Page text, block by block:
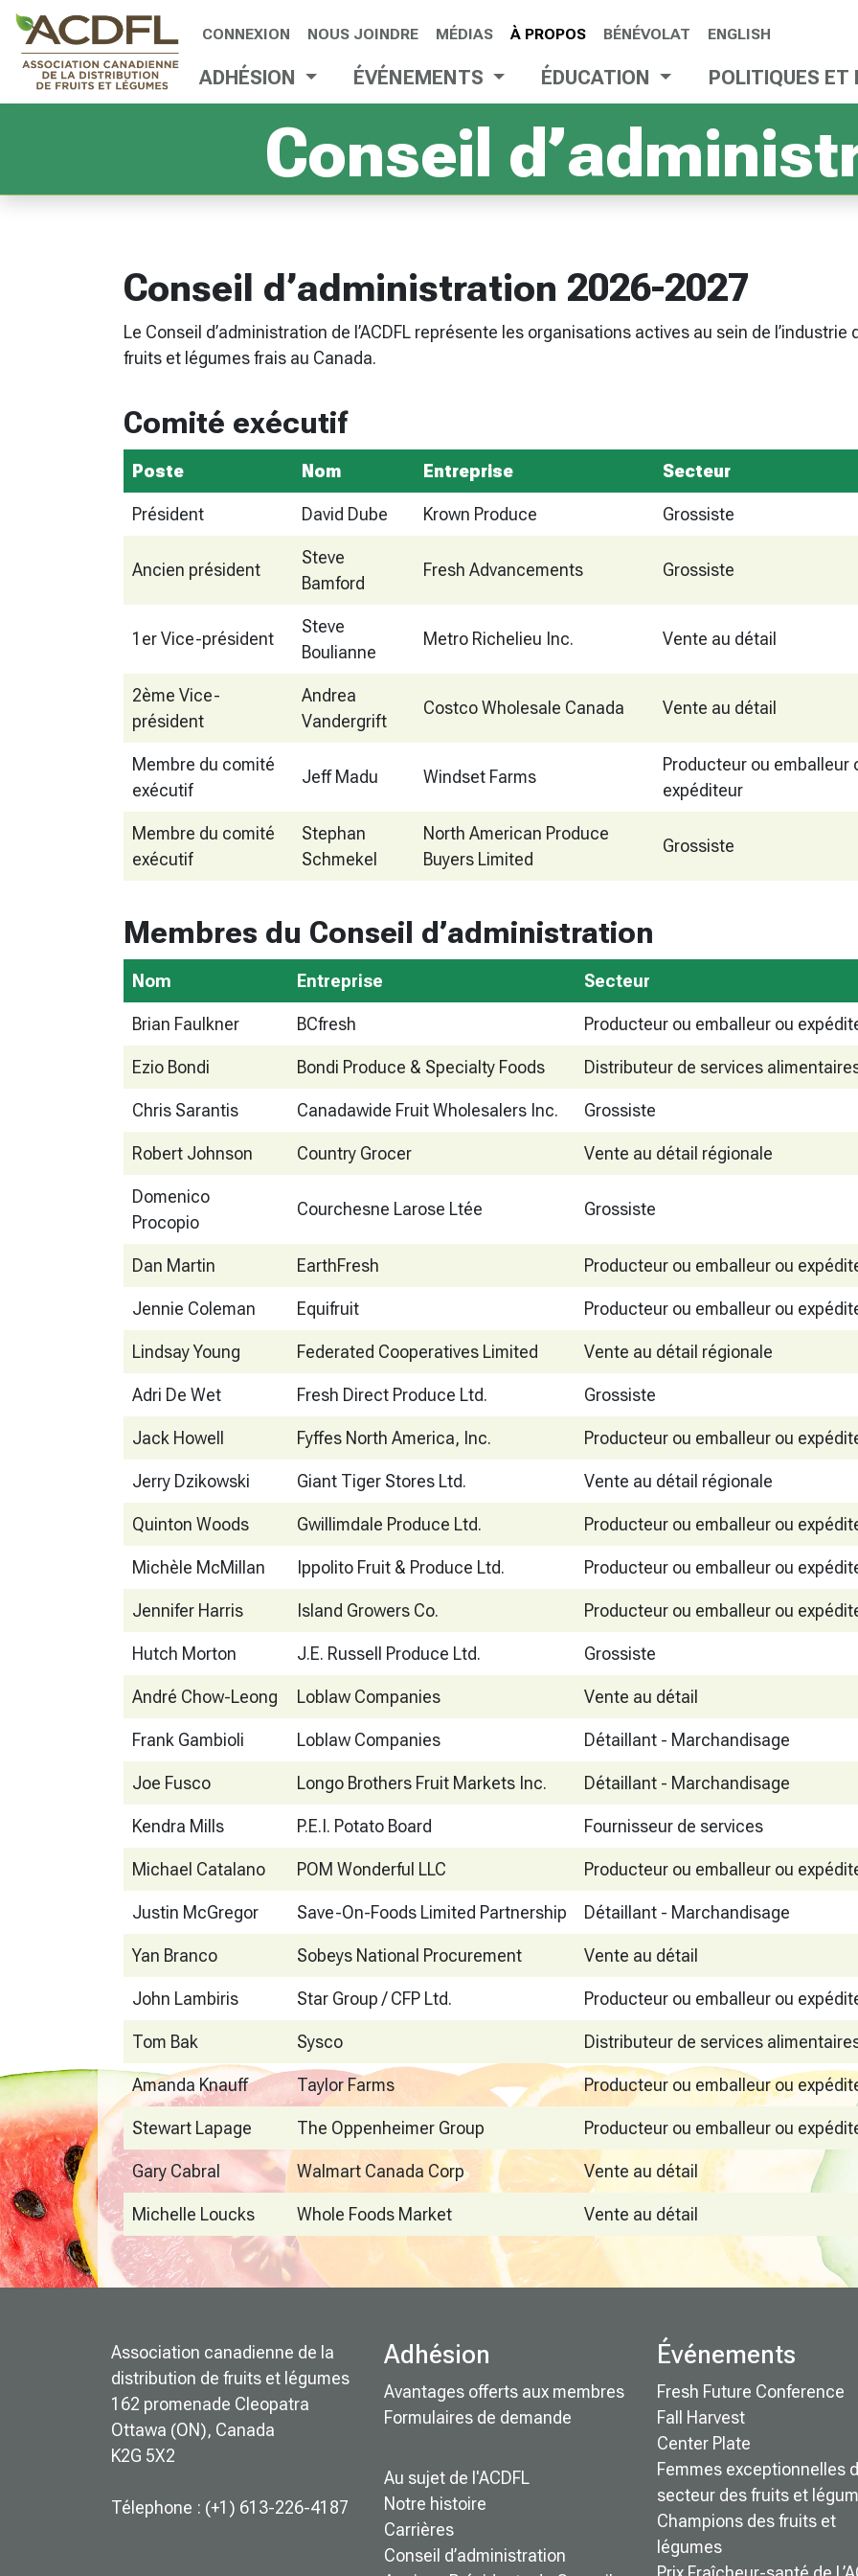
CONNEXION NOUS JOINDRE MÉDIAS À PROPOS BÉNÉVOLAT ENGLISH
ADHÉSION ÉVÉNEMENTS ÉDUCATION POLITIQUES ET
Conseil
Conseil d’administration 2026-2027
Le Conseil d’administration de l’ACDFL représente les organisations actives au sein de l’industrie
fruits et légumes frais au Canada.
Comité exécutif
Poste Nom Entreprise Secteur
Président David Dube Krown Produce Grossiste
Ancien président
Steve
Bamford
Fresh Advancements Grossiste
1er Vice-président
Steve
Boulianne
Metro Richelieu Inc. Vente au détail
2ème Vice-
président
Andrea
Vandergrift
Costco Wholesale Canada Vente au détail
Membre du comité
exécutif
Jeff Madu Windset Farms
Producteur ou emballeur
expéditeur
Membre du comité
exécutif
Stephan
Schmekel
North American Produce
Buyers Limited
Grossiste
Membres du Conseil d’administration
Nom Entreprise Secteur
Brian Faulkner BCfresh Producteur ou emballeur ou
Ezio Bondi Bondi Produce & Specialty Foods Distributeur de services
Chris Sarantis Canadawide Fruit Wholesalers Inc. Grossiste
Robert Johnson Country Grocer Vente au détail régionale
Domenico
Procopio
Courchesne Larose Ltée Grossiste
Dan Martin EarthFresh Producteur ou emballeur ou
Jennie Coleman Equifruit Producteur ou emballeur ou
Lindsay Young Federated Cooperatives Limited Vente au détail régionale
Adri De Wet Fresh Direct Produce Ltd. Grossiste
Jack Howell Fyffes North America, Inc. Producteur ou emballeur ou
Jerry Dzikowski Giant Tiger Stores Ltd. Vente au détail régionale
Quinton Woods Gwillimdale Produce Ltd. Producteur ou emballeur ou
Michèle McMillan Ippolito Fruit & Produce Ltd. Producteur ou emballeur ou
Jennifer Harris Island Growers Co. Producteur ou emballeur ou
Hutch Morton J.E. Russell Produce Ltd. Grossiste
André Chow-Leong Loblaw Companies Vente au détail
Frank Gambioli Loblaw Companies Détaillant - Marchandisage
Joe Fusco Longo Brothers Fruit Markets Inc. Détaillant - Marchandisage
Kendra Mills P.E.I. Potato Board Fournisseur de services
Michael Catalano POM Wonderful LLC Producteur ou emballeur ou
Justin McGregor Save-On-Foods Limited Partnership Détaillant - Marchandisage
Yan Branco Sobeys National Procurement Vente au détail
John Lambiris Star Group / CFP Ltd. Producteur ou emballeur ou
Tom Bak Sysco Distributeur de services
Amanda Knauff Taylor Farms Producteur ou emballeur ou
Stewart Lapage The Oppenheimer Group Producteur ou emballeur ou
Gary Cabral Walmart Canada Corp Vente au détail
Michelle Loucks Whole Foods Market Vente au détail
Association canadienne de la
distribution de fruits et légumes
162 promenade Cleopatra
Ottawa (ON), Canada
K2G 5X2
Télephone : (+1) 613-226-4187
Adhésion
Avantages offerts aux membres
Formulaires de demande
Au sujet de l'ACDFL
Notre histoire
Carrières
Conseil d’administration
Événements
Fresh Future Conference
Fall Harvest
Center Plate
Femmes exceptionnelles
secteur des fruits et
Champions des fruits et
légumes